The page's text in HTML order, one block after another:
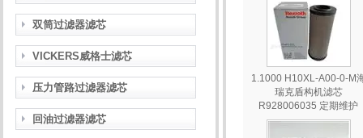
双筒过滤器滤芯
VICKERS威格士滤芯
压力管路过滤器滤芯
回油过滤器滤芯
1.1000 H10XL-A00-0-M
瑞克盾构机滤芯
R928006035 定期维护